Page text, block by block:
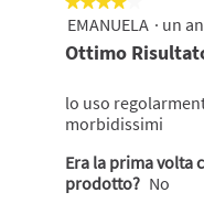
4
5
EMANUELA · un
Ottimo
lo uso
morbidissimi
Era la prima volta
prodotto? No